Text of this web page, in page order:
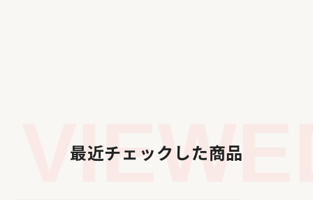
最近チェックした商品